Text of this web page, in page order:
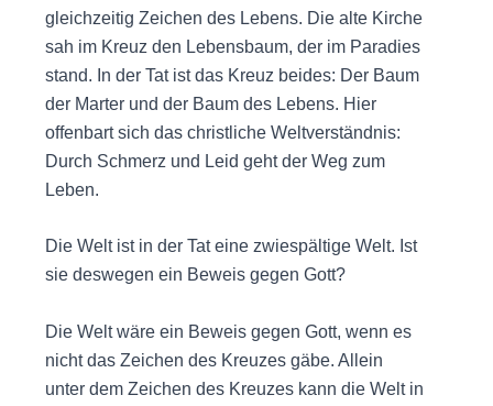
gleichzeitig Zeichen des Lebens. Die alte Kirche
sah im Kreuz den Lebensbaum, der im Paradies
stand. In der Tat ist das Kreuz beides: Der Baum
der Marter und der Baum des Lebens. Hier
offenbart sich das christliche Weltverständnis:
Durch Schmerz und Leid geht der Weg zum
Leben.
Die Welt ist in der Tat eine zwiespältige Welt. Ist
sie deswegen ein Beweis gegen Gott?
Die Welt wäre ein Beweis gegen Gott, wenn es
nicht das Zeichen des Kreuzes gäbe. Allein
unter dem Zeichen des Kreuzes kann die Welt in